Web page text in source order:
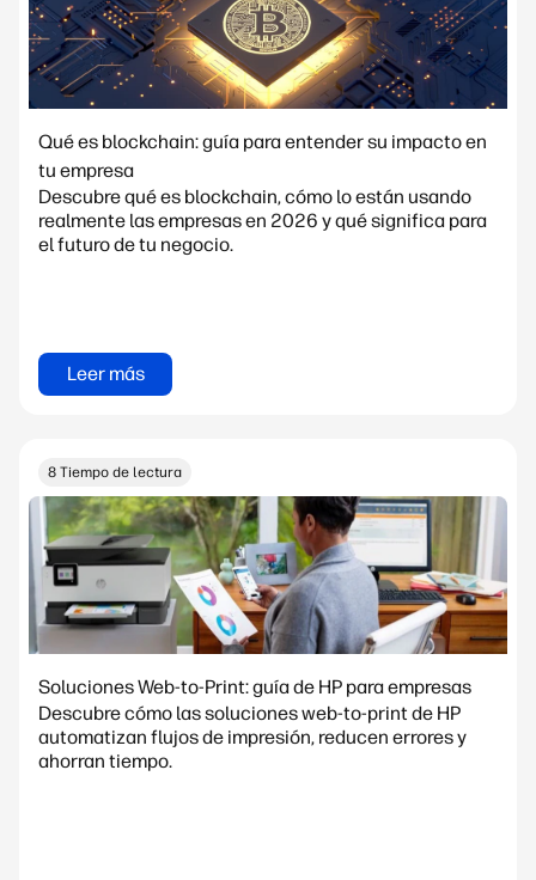
Qué es blockchain: guía para entender su impacto en
tu empresa
Descubre qué es blockchain, cómo lo están usando
realmente las empresas en 2026 y qué significa para
el futuro de tu negocio.
Leer más
8 Tiempo de lectura
Soluciones Web-to-Print: guía de HP para empresas
Descubre cómo las soluciones web-to-print de HP
automatizan flujos de impresión, reducen errores y
ahorran tiempo.